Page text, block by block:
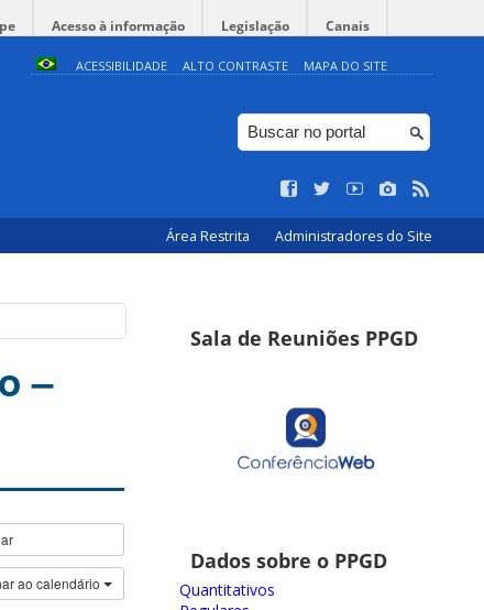
Acesso à informação Legislação Canais
ACESSIBILIDADE ALTO CONTRASTE MAPA DO SITE
Área Restrita Administradores do Site
–
ao calendário
Sala de Reuniões PPGD
Dados sobre o PPGD
Quantitativos